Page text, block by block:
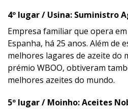
4º lugar / Usina: Suministro
Empresa familiar que opera
Espanha, há 25 anos. Além de
melhores lagares de azeite do
prémio WBOO, obtiveram
melhores azeites do mundo.
5º lugar / Moinho: Aceites